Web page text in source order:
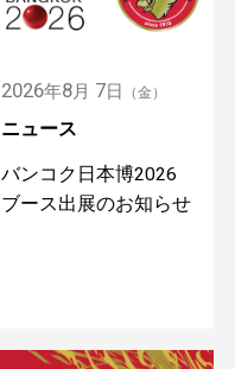
2026年8月 7日 （金）
ニュース
バンコク日本博2026
ブース出展のお知らせ